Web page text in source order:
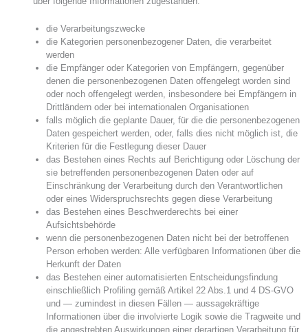
die Verarbeitungszwecke
die Kategorien personenbezogener Daten, die verarbeitet
werden
die Empfänger oder Kategorien von Empfängern, gegenüber
denen die personenbezogenen Daten offengelegt worden sind
oder noch offengelegt werden, insbesondere bei Empfängern in
Drittländern oder bei internationalen Organisationen
falls möglich die geplante Dauer, für die die personenbezogenen
Daten gespeichert werden, oder, falls dies nicht möglich ist, die
Kriterien für die Festlegung dieser Dauer
das Bestehen eines Rechts auf Berichtigung oder Löschung der
sie betreffenden personenbezogenen Daten oder auf
Einschränkung der Verarbeitung durch den Verantwortlichen
oder eines Widerspruchsrechts gegen diese Verarbeitung
das Bestehen eines Beschwerderechts bei einer
Aufsichtsbehörde
wenn die personenbezogenen Daten nicht bei der betroffenen
Person erhoben werden: Alle verfügbaren Informationen über die
Herkunft der Daten
das Bestehen einer automatisierten Entscheidungsfindung
einschließlich Profiling gemäß Artikel 22 Abs.1 und 4 DS-GVO
und — zumindest in diesen Fällen — aussagekräftige
Informationen über die involvierte Logik sowie die Tragweite und
die angestrebten Auswirkungen einer derartigen Verarbeitung für